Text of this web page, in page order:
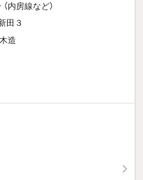
（内房線など）
田３
造